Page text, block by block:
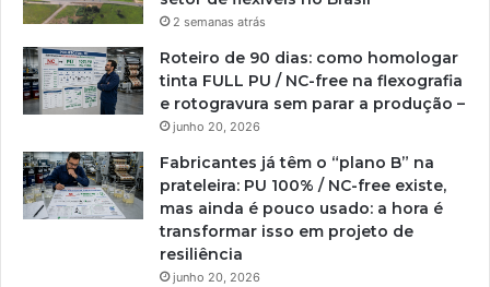
2 semanas atrás
Roteiro de 90 dias: como homologar
tinta FULL PU / NC-free na flexografia
e rotogravura sem parar a produção –
junho 20, 2026
Fabricantes já têm o “plano B” na
prateleira: PU 100% / NC-free existe,
mas ainda é pouco usado: a hora é
transformar isso em projeto de
resiliência
junho 20, 2026